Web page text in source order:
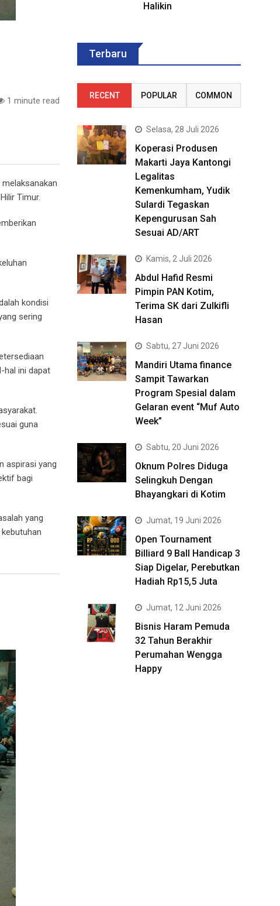
1 minute read
melaksanakan
Timur.
kondisi
sering
hal ini dapat
guna
aspirasi yang
bagi
yang
Halikin
Terbaru
RECENT POPULAR COMMON
Selasa, 28 Juli 2026
Koperasi Produsen
Makarti Jaya Kantongi
Legalitas
Kemenkumham, Yudik
Sulardi Tegaskan
Kepengurusan Sah
Sesuai AD/ART
Kamis, 2 Juli 2026
Abdul Hafid Resmi
Pimpin PAN Kotim,
Terima SK dari Zulkifli
Hasan
Sabtu, 27 Juni 2026
Mandiri Utama finance
Sampit Tawarkan
Program Spesial dalam
Gelaran event “Muf Auto
Week”
Sabtu, 20 Juni 2026
Oknum Polres Diduga
Selingkuh Dengan
Bhayangkari di Kotim
Jumat, 19 Juni 2026
Open Tournament
Billiard 9 Ball Handicap 3
Siap Digelar, Perebutkan
Hadiah Rp15,5 Juta
Jumat, 12 Juni 2026
Bisnis Haram Pemuda
32 Tahun Berakhir
Perumahan Wengga
Happy